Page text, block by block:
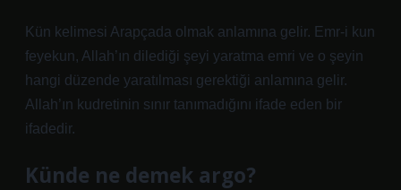
Kün kelimesi Arapçada olmak anlamına gelir. Emr-i kun
feyekun, Allah’ın dilediği şeyi yaratma emri ve o şeyin
hangi düzende yaratılması gerektiği anlamına gelir.
Allah’ın kudretinin sınır tanımadığını ifade eden bir
ifadedir.
Künde ne demek argo?